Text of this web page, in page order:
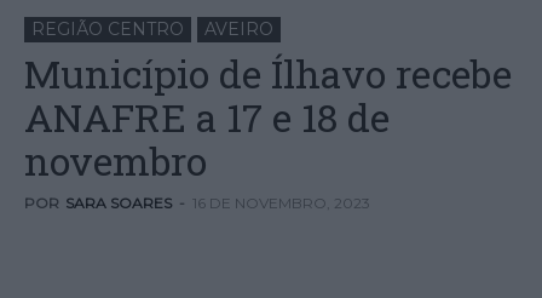
REGIÃO CENTRO AVEIRO
Município de Ílhavo recebe
ANAFRE a 17 e 18 de
novembro
POR SARA SOARES - 16 DE NOVEMBRO, 2023